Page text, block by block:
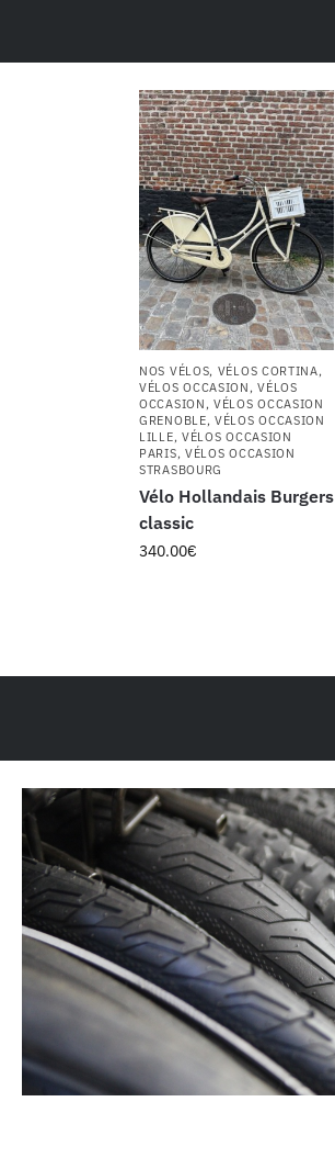
NOS VÉLOS, VÉLOS CORTINA,
VÉLOS OCCASION ,VÉLOS
OCCASION ,VÉLOS OCCASION
GRENOBLE,VÉLOS OCCASION
LILLE, VÉLOS OCCASION
PARIS, VÉLOS OCCASION
STRASBOURG
Vélo Hollandais Burgers
classic
340.00€